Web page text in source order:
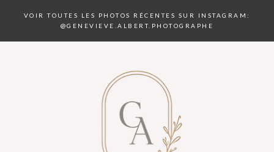
VOIR TOUTES LES PHOTOS RÉCENTES SUR INSTAGRAM:
@GENEVIEVE.ALBERT.PHOTOGRAPHE